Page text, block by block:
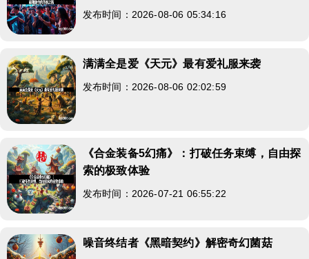
发布时间：2026-08-06 05:34:16
满满全是爱《天元》最有爱礼服来袭
发布时间：2026-08-06 02:02:59
《合金装备5幻痛》：打破任务束缚，自由探
索的极致体验
发布时间：2026-07-21 06:55:22
噪音终结者《黑暗契约》解密奇幻菌菇